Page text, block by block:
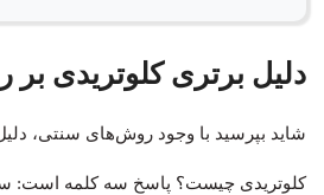
دلیل برتری کلوتریدی
شاید بپرسید با وجود روش‌های سنتی، دلیل
کلوتریدی چیست؟ پاسخ سه کلمه است: